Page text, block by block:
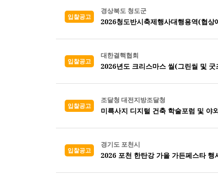
입찰공고
경상북도 청도군
2026청도반시축제행사대행용역(협상
입찰공고
대한결핵협회
2026년도 크리스마스 씰(그린씰 및
입찰공고
조달청 대전지방조달청
미륵사지 디지털 건축 학술포럼 및 야
입찰공고
경기도 포천시
2026 포천 한탄강 가을 가든페스타